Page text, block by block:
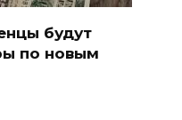
будут
по новым